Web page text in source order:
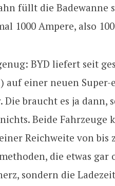
füllt die Badewanne
1000 Ampere, also
BYD liefert seit
auf einer neuen Super-
Die braucht es ja dann,
Beide Fahrzeuge
Reichweite von bis
die etwas
sondern die